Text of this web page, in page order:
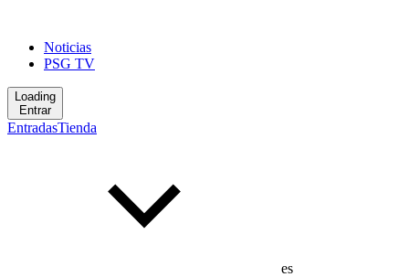
Noticias
PSG TV
Loading
Entrar
EntradasTienda
es